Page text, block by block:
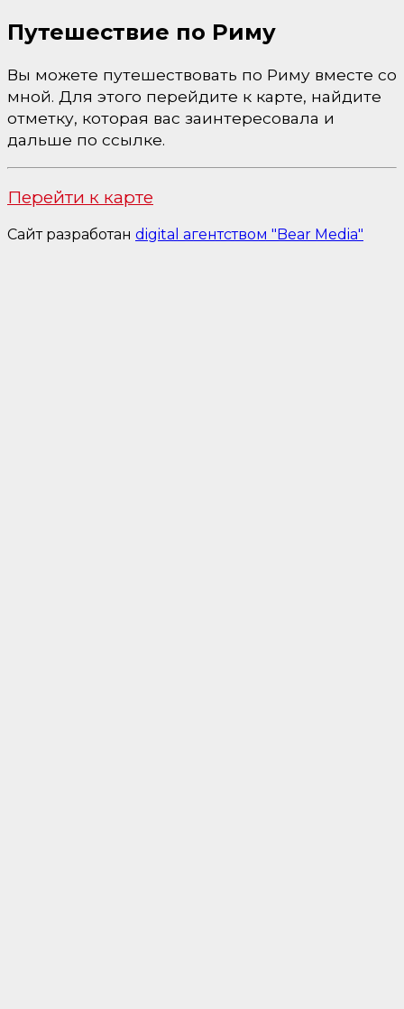
Путешествие по Риму
Вы можете путешествовать по Риму вместе со
мной. Для этого перейдите к карте, найдите
отметку, которая вас заинтересовала и
дальше по ссылке.
Перейти к карте
Сайт разработан digital агентством "Bear Media"